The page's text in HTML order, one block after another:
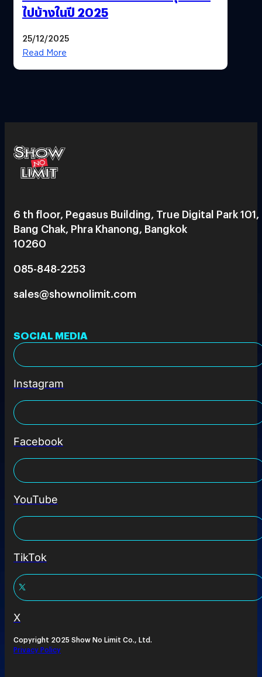
ไปบ้างในปี 2025
25/12/2025
Read More
6 th floor, Pegasus Building, True Digital Park 101,
Bang Chak, Phra Khanong, Bangkok
10260
085-848-2253
sales@shownolimit.com
SOCIAL MEDIA
Instagram
Facebook
YouTube
TikTok
X
Copyright 2025 Show No Limit Co., Ltd.
Privacy Policy